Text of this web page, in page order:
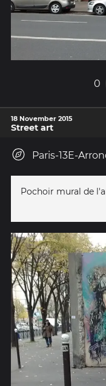
0
18 November 2015
Street art
Paris-13E-
Pochoir mural de